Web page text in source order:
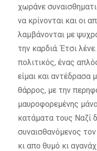
χωράνε
να κρίνονται και οι
λαμβάνονται με
την καρδιά. Έτσι
πολιτικός, ένας
είμαι και αντέδρασα
θάρρος, με την
μαυροφορεμένης
κατάματα τους Ναζί
συναισθανόμενος
κι απο θυμό κι